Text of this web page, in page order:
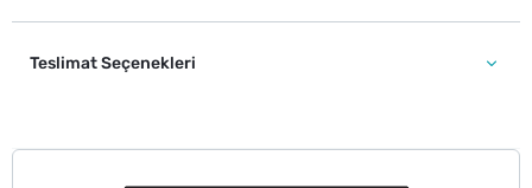
Teslimat Seçenekleri